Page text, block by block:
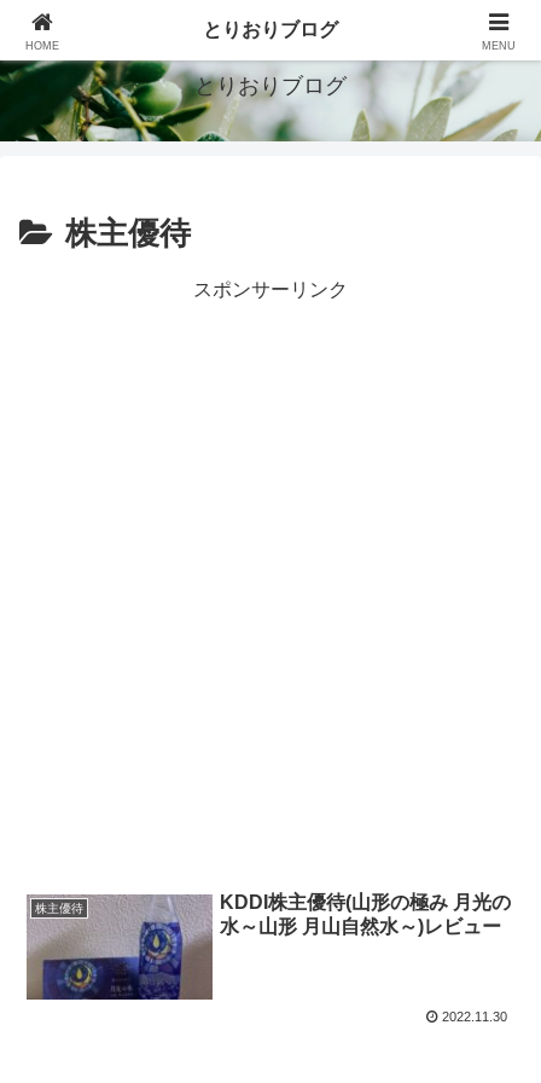
シンプルで豊かな暮らしを目指す
とりおりブログ
株主優待
スポンサーリンク
株主優待
KDDI株主優待(山形の極み 月光の
水～山形 月山自然水～)レビュー
2022.11.30
HOME
とりおりブログ
MENU